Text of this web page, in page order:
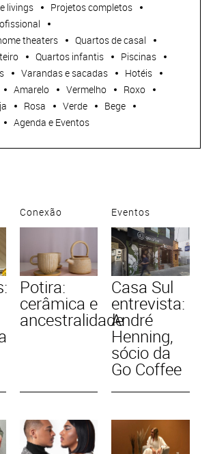
livings
Projetos completos
theaters
Quartos de casal
Quartos infantis
Piscinas
Varandas e sacadas
Hotéis
Amarelo Vermelho
Roxo
Rosa Verde
Bege
Agenda e Eventos
Conexão
Potira:
cerâmica e
ancestralidade
Eventos
Casa Sul
entrevista:
André
Henning,
sócio da
Go Coffee